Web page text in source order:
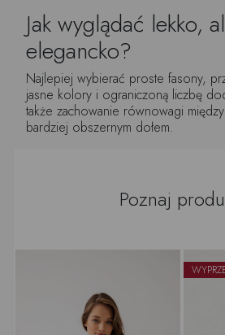
Jak wyglądać lekko,
elegancko?
Najlepiej wybierać proste fasony,
jasne kolory i ograniczoną liczbę
także zachowanie równowagi
bardziej obszernym dołem.
Poznaj